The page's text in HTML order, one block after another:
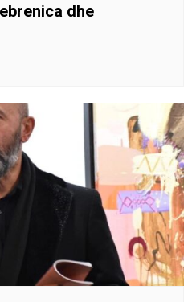
dhe